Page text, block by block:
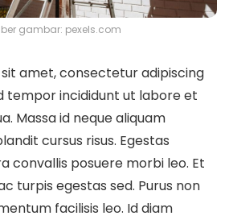
gambar: pexels.com
amet, consectetur adipiscing
tempor incididunt ut labore et
Massa id neque aliquam
cursus risus. Egestas
convallis posuere morbi leo. Et
turpis egestas sed. Purus non
facilisis leo. Id diam